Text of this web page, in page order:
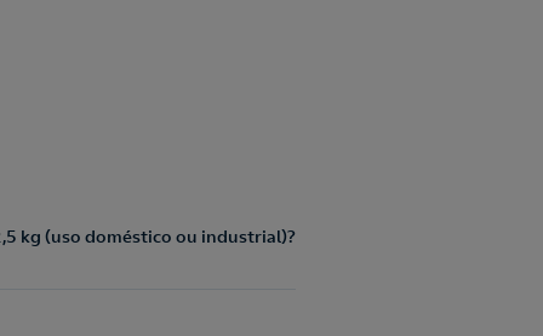
kg (uso doméstico ou industrial)?